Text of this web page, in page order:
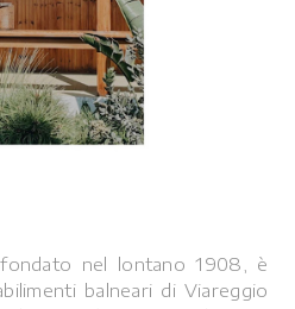
nel lontano 1908, è
balneari di Viareggio